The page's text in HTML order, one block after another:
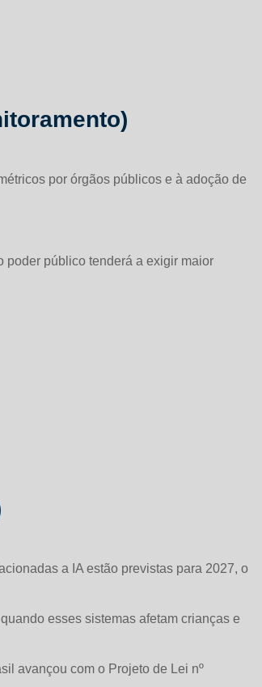
por órgãos públicos e à adoção de
poder público tenderá a exigir maior
a IA estão previstas para 2027, o
esses sistemas afetam crianças e
avançou com o Projeto de Lei nº